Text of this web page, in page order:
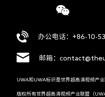
办公电话：+86-10-
邮箱：
UWA和UWA标识是世界超高清视频产业
版权所有世界超高清视频产业联盟（